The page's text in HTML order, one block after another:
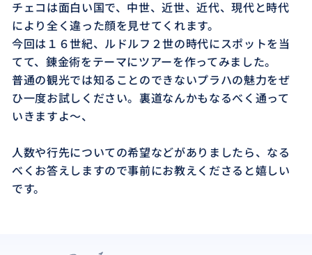
チェコは面白い国で、中世、近世、近代、現代と時代
により全く違った顔を見せてくれます。
今回は１６世紀、ルドルフ２世の時代にスポットを当
てて、錬金術をテーマにツアーを作ってみました。
普通の観光では知ることのできないプラハの魅力をぜ
ひ一度お試しください。裏道なんかもなるべく通って
いきますよ～、
人数や行先についての希望などがありましたら、なる
べくお答えしますので事前にお教えくださると嬉しい
です。